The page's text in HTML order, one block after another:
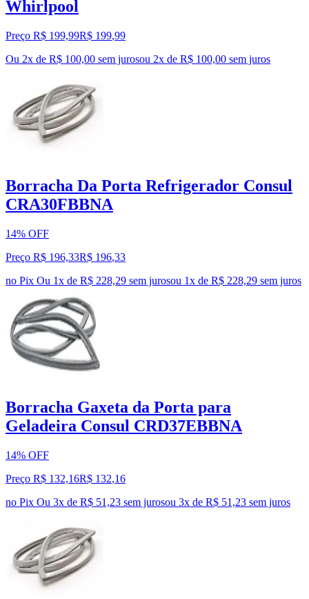
Whirlpool
Preço R$ 199,99R$ 199,99
Ou 2x de R$ 100,00 sem jurosou 2x de R$ 100,00 sem juros
Borracha Da Porta Refrigerador Consul
CRA30FBBNA
14% OFF
Preço R$ 196,33R$ 196,33
no Pix Ou 1x de R$ 228,29 sem jurosou 1x de R$ 228,29 sem juros
Borracha Gaxeta da Porta para
Geladeira Consul CRD37EBBNA
14% OFF
Preço R$ 132,16R$ 132,16
no Pix Ou 3x de R$ 51,23 sem jurosou 3x de R$ 51,23 sem juros